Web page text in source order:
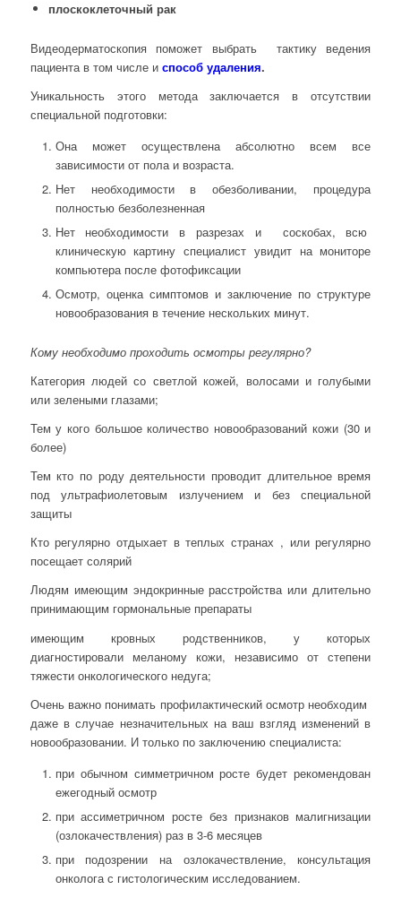
плоскоклеточный рак
Видеодерматоскопия поможет выбрать тактику ведения
пациента в том числе и способ удаления.
Уникальность этого метода заключается в отсутствии
специальной подготовки:
Она может осуществлена абсолютно всем все
зависимости от пола и возраста.
Нет необходимости в обезболивании, процедура
полностью безболезненная
Нет необходимости в разрезах и соскобах, всю
клиническую картину специалист увидит на мониторе
компьютера после фотофиксации
Осмотр, оценка симптомов и заключение по структуре
новообразования в течение нескольких минут.
Кому необходимо проходить осмотры регулярно?
Категория людей со светлой кожей, волосами и голубыми
или зелеными глазами;
Тем у кого большое количество новообразований кожи (30 и
более)
Тем кто по роду деятельности проводит длительное время
под ультрафиолетовым излучением и без специальной
защиты
Кто регулярно отдыхает в теплых странах , или регулярно
посещает солярий
Людям имеющим эндокринные расстройства или длительно
принимающим гормональные препараты
имеющим кровных родственников, у которых
диагностировали меланому кожи, независимо от степени
тяжести онкологического недуга;
Очень важно понимать профилактический осмотр необходим
даже в случае незначительных на ваш взгляд изменений в
новообразовании. И только по заключению специалиста:
при обычном симметричном росте будет рекомендован
ежегодный осмотр
при ассиметричном росте без признаков малигнизации
(озлокачествления) раз в 3-6 месяцев
при подозрении на озлокачествление, консультация
онколога с гистологическим исследованием.